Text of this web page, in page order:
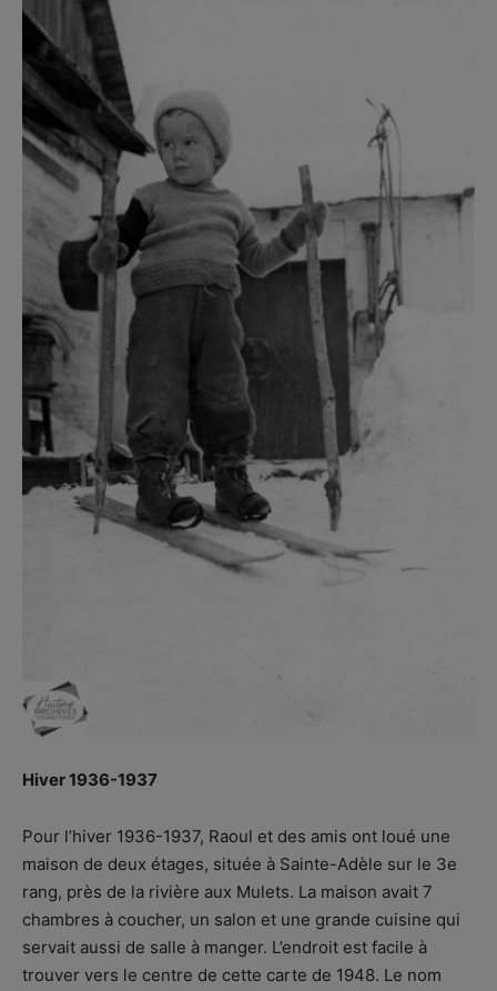
Hiver 1936-1937
Pour l’hiver 1936-1937, Raoul et des amis ont loué une
maison de deux étages, située à Sainte-Adèle sur le 3e
rang, près de la rivière aux Mulets. La maison avait 7
chambres à coucher, un salon et une grande cuisine qui
servait aussi de salle à manger. L’endroit est facile à
trouver vers le centre de cette carte de 1948. Le nom